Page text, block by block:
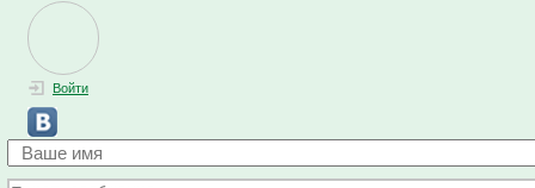
Войти